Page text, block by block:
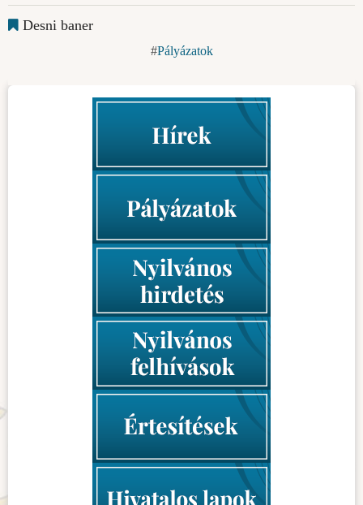
Desni baner
Pályázatok